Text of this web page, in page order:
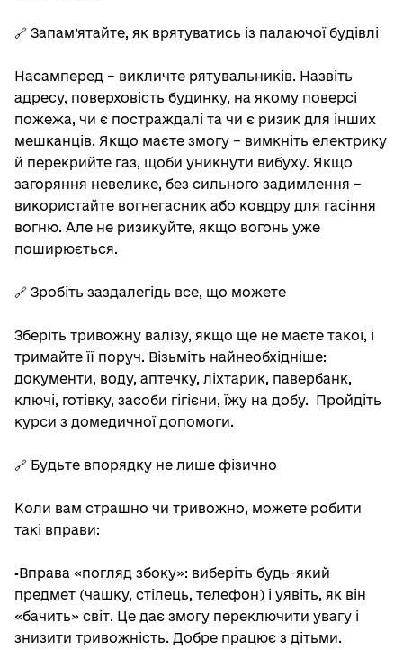
🔗 Запам’ятайте, як врятуватись із палаючої будівлі
Насамперед – викличте рятувальників. Назвіть
адресу, поверховість будинку, на якому поверсі
пожежа, чи є постраждалі та чи є ризик для інших
мешканців. Якщо маєте змогу – вимкніть електрику
й перекрийте газ, щоби уникнути вибуху. Якщо
загоряння невелике, без сильного задимлення –
використайте вогнегасник або ковдру для гасіння
вогню. Але не ризикуйте, якщо вогонь уже
поширюється.
🔗 Зробіть заздалегідь все, що можете
Зберіть тривожну валізу, якщо ще не маєте такої, і
тримайте її поруч. Візьміть найнеобхідніше:
документи, воду, аптечку, ліхтарик, павербанк,
ключі, готівку, засоби гігієни, їжу на добу. Пройдіть
курси з домедичної допомоги.
🔗 Будьте впорядку не лише фізично
Коли вам страшно чи тривожно, можете робити
такі вправи:
▪️Вправа «погляд збоку»: виберіть будь-який
предмет (чашку, стілець, телефон) і уявіть, як він
«бачить» світ. Це дає змогу переключити увагу і
знизити тривожність. Добре працює з дітьми.